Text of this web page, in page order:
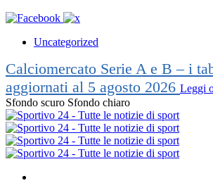
Uncategorized
Calciomercato Serie A e B – i
aggiornati al 5 agosto 2026 Leggi
Sfondo scuro Sfondo chiaro